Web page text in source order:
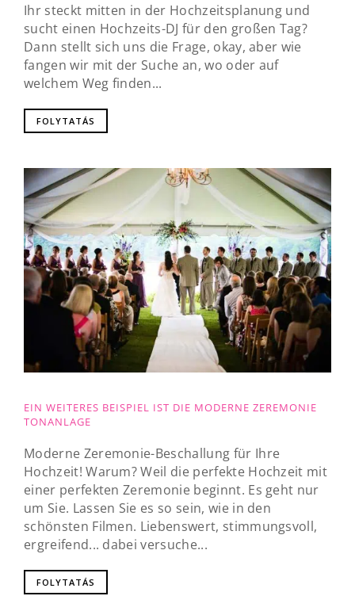
Ihr steckt mitten in der Hochzeitsplanung und
sucht einen Hochzeits-DJ für den großen Tag?
Dann stellt sich uns die Frage, okay, aber wie
fangen wir mit der Suche an, wo oder auf
welchem Weg finden...
FOLYTATÁS
EIN WEITERES BEISPIEL IST DIE MODERNE ZEREMONIE
TONANLAGE
Moderne Zeremonie-Beschallung für Ihre
Hochzeit! Warum? Weil die perfekte Hochzeit mit
einer perfekten Zeremonie beginnt. Es geht nur
um Sie. Lassen Sie es so sein, wie in den
schönsten Filmen. Liebenswert, stimmungsvoll,
ergreifend... dabei versuche...
FOLYTATÁS